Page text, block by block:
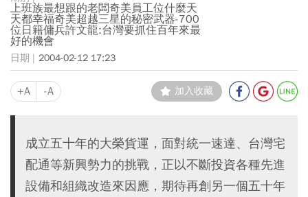
上班族最想跟的老闆奇美員工位什麼天
天都幸福奇美超越三星的秘密武器-700
位日籍傭兵許文龍:台灣要抓住百年來最
好的機會
2004-02-12 17:23
+A -A 加入收藏
成立五十年的大榮貨運，面對統一速達、台灣宅
配通等新興勢力的挑戰，正以不斷投資各種先進
設備和組織改造來因應，期待再創另一個五十年